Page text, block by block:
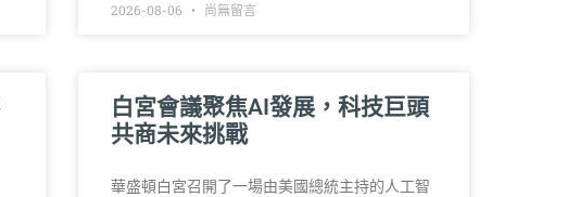
2026-08-06 尚無留言
白宮會議聚焦AI發展，科技巨頭
共商未來挑戰
華盛頓白宮召開了一場由美國總統主持的人工智